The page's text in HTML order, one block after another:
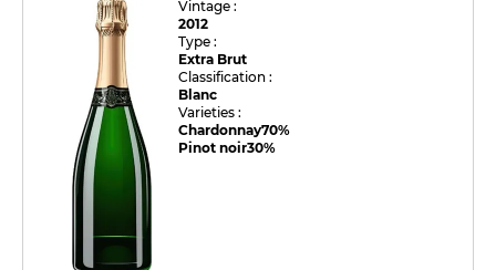
Vintage :
2012
Type :
Extra Brut
Classification :
Blanc
Varieties :
Chardonnay70%
Pinot noir30%